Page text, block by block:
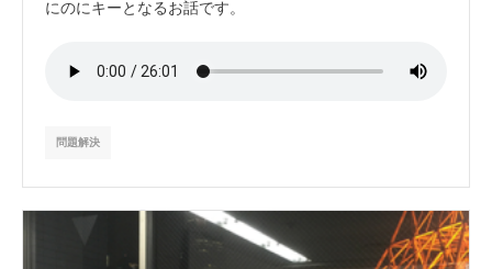
にのにキーとなるお話です。
問題解決